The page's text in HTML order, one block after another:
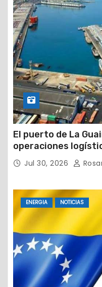
El puerto de La
operaciones
devastadores
Jul 30, 2026
ENERGIA NOTICIAS